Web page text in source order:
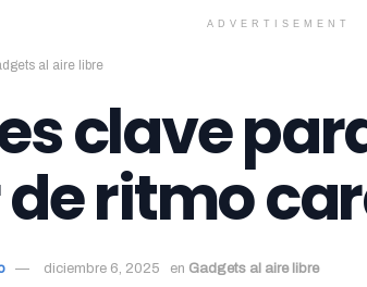
ADVERTISEMENT
al aire libre
clave
ritmo
diciembre 6, 2025 en Gadgets al aire libre